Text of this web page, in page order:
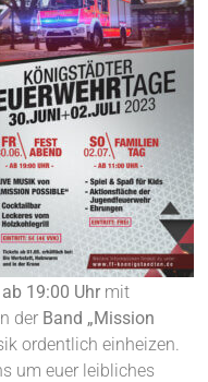
19:00 Uhr mit
der Band „Mission
ordentlich einheizen.
um euer leibliches